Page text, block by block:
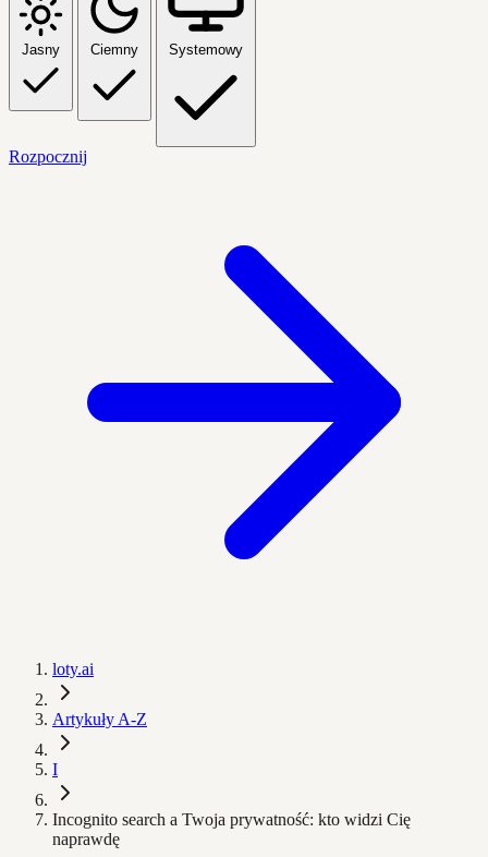
Jasny Ciemny Systemowy
Rozpocznij
loty.ai
Artykuły A-Z
I
Incognito search a Twoja prywatność: kto widzi Cię
naprawdę